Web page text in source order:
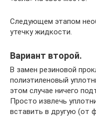
Следующем этапом
утечку жидкости.
Вариант второй.
В замен резиновой
полиэтиленовый
этом случае ничего
Просто извлечь
вставить в другую (от